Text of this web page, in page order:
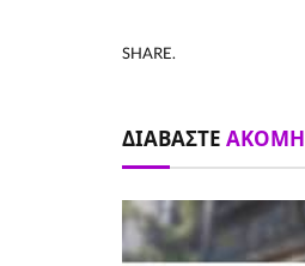
SHARE.
ΔΙΑΒΆΣΤΕ ΑΚΌΜΗ